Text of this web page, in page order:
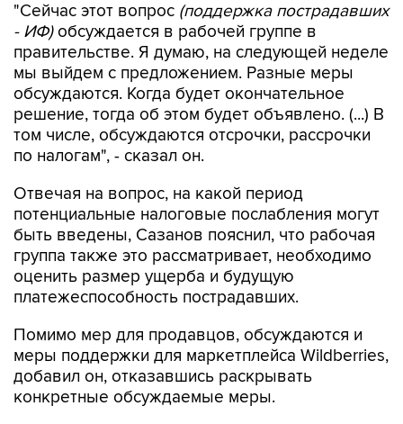
"Сейчас этот вопрос (поддержка пострадавших
- ИФ)обсуждается в рабочей группе в
правительстве. Я думаю, на следующей неделе
мы выйдем с предложением. Разные меры
обсуждаются. Когда будет окончательное
решение, тогда об этом будет объявлено. (...) В
том числе, обсуждаются отсрочки, рассрочки
по налогам", - сказал он.
Отвечая на вопрос, на какой период
потенциальные налоговые послабления могут
быть введены, Сазанов пояснил, что рабочая
группа также это рассматривает, необходимо
оценить размер ущерба и будущую
платежеспособность пострадавших.
Помимо мер для продавцов, обсуждаются и
меры поддержки для маркетплейса Wildberries,
добавил он, отказавшись раскрывать
конкретные обсуждаемые меры.